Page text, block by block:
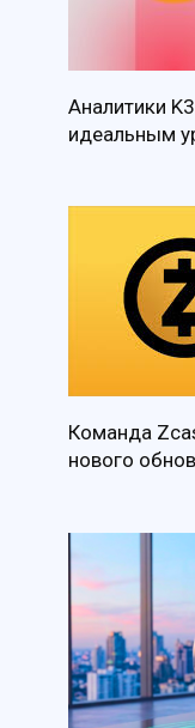
Аналитики
идеальным
Команда
нового